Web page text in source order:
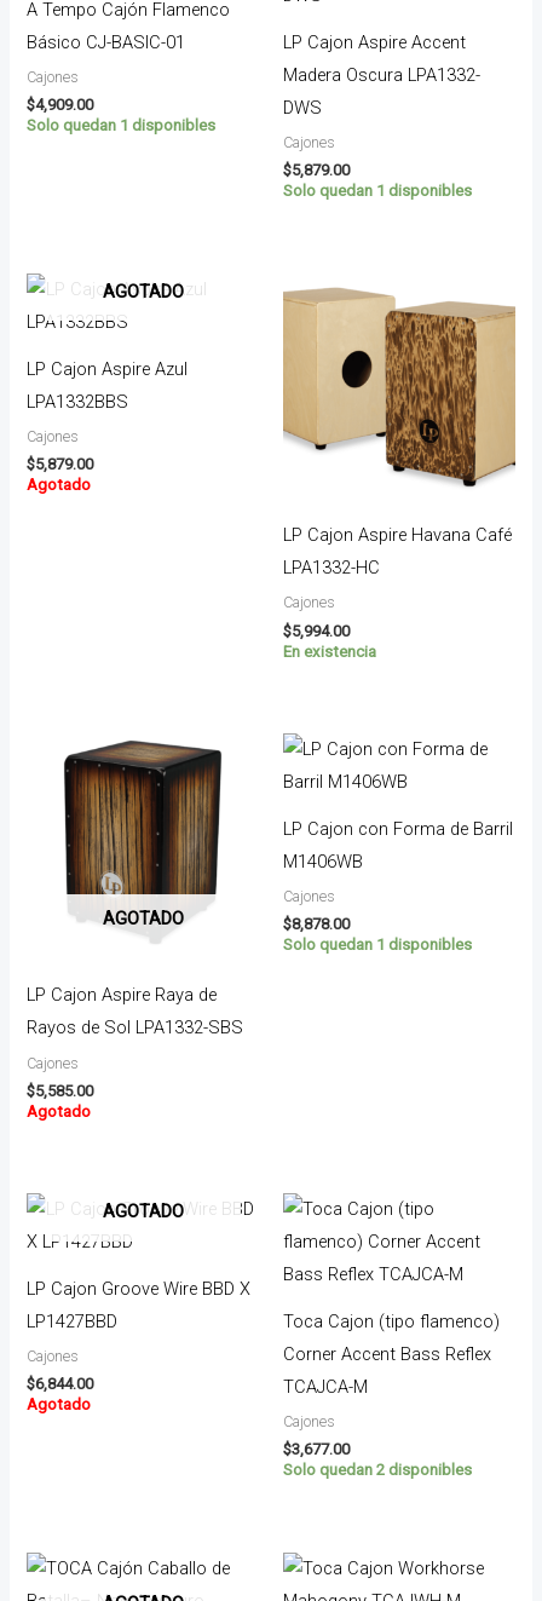
A Tempo Cajón Flamenco
Básico CJ-BASIC-01
Cajones
$4,909.00
Solo quedan 1 disponibles
LP Cajon Aspire Accent
Madera Oscura LPA1332-
DWS
Cajones
$5,879.00
Solo quedan 1 disponibles
AGOTADO
LP Cajon Aspire Azul
LPA1332BBS
Cajones
$5,879.00
Agotado
LP Cajon Aspire Havana Café
LPA1332-HC
Cajones
$5,994.00
En existencia
AGOTADO
LP Cajon Aspire Raya de
Rayos de Sol LPA1332-SBS
Cajones
$5,585.00
Agotado
LP Cajon con Forma de Barril
M1406WB
Cajones
$8,878.00
Solo quedan 1 disponibles
AGOTADO
LP Cajon Groove Wire BBD X
LP1427BBD
Cajones
$6,844.00
Agotado
Toca Cajon (tipo flamenco)
Corner Accent Bass Reflex
TCAJCA-M
Cajones
$3,677.00
Solo quedan 2 disponibles